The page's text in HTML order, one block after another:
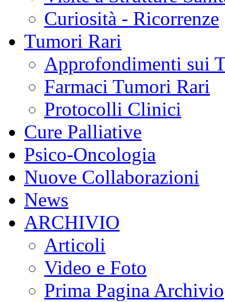
Curiosità - Ricorrenze
Tumori Rari
Approfondimenti sui
Farmaci Tumori Rari
Protocolli Clinici
Cure Palliative
Psico-Oncologia
Nuove Collaborazioni
News
ARCHIVIO
Articoli
Video e Foto
Prima Pagina Archivio